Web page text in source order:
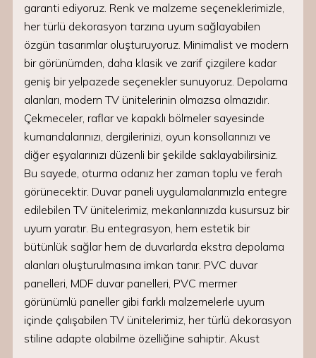
garanti ediyoruz. Renk ve malzeme seçeneklerimizle,
her türlü dekorasyon tarzına uyum sağlayabilen
özgün tasarımlar oluşturuyoruz. Minimalist ve modern
bir görünümden, daha klasik ve zarif çizgilere kadar
geniş bir yelpazede seçenekler sunuyoruz. Depolama
alanları, modern TV ünitelerinin olmazsa olmazıdır.
Çekmeceler, raflar ve kapaklı bölmeler sayesinde
kumandalarınızı, dergilerinizi, oyun konsollarınızı ve
diğer eşyalarınızı düzenli bir şekilde saklayabilirsiniz.
Bu sayede, oturma odanız her zaman toplu ve ferah
görünecektir. Duvar paneli uygulamalarımızla entegre
edilebilen TV ünitelerimiz, mekanlarınızda kusursuz bir
uyum yaratır. Bu entegrasyon, hem estetik bir
bütünlük sağlar hem de duvarlarda ekstra depolama
alanları oluşturulmasına imkan tanır. PVC duvar
panelleri, MDF duvar panelleri, PVC mermer
görünümlü paneller gibi farklı malzemelerle uyum
içinde çalışabilen TV ünitelerimiz, her türlü dekorasyon
stiline adapte olabilme özelliğine sahiptir. Akust